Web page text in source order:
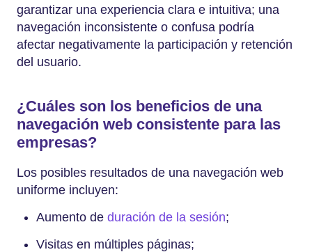
garantizar una experiencia clara e intuitiva; una
navegación inconsistente o confusa podría
afectar negativamente la participación y retención
del usuario.
¿Cuáles son los beneficios de una
navegación web consistente para las
empresas?
Los posibles resultados de una navegación web
uniforme incluyen:
Aumento de duración de la sesión;
Visitas en múltiples páginas;